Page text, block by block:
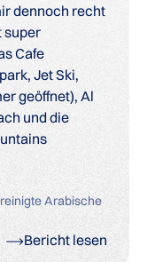
dennoch recht
super
Cafe
Jet Ski,
geöffnet), Al
und die
Arabische
Bericht lesen